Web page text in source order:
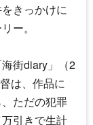
きっかけに
ー。
街diary」（2
は、作品に
ただの犯罪
引きで生計